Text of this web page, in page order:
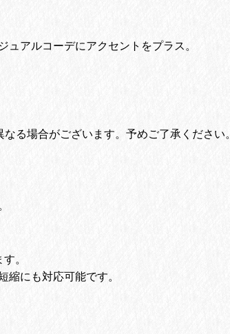
アルコーデにアクセントをプラス。
る場合がございます。予めご了承ください。
。
にも対応可能です。